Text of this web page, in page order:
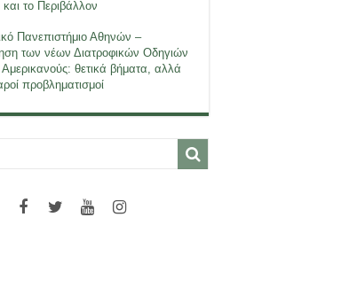
το Περιβάλλον
Πανεπιστήμιο Αθηνών –
των νέων Διατροφικών Οδηγιών
Αμερικανούς: θετικά βήματα, αλλά
προβληματισμοί